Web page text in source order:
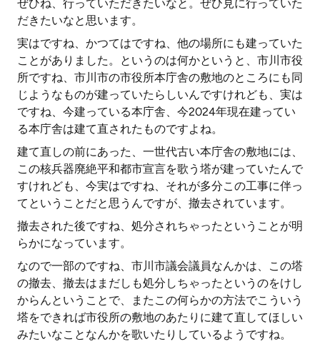
ぜひね、行っていただきたいなと。ぜひ見に行っていた
だきたいなと思います。
実はですね、かつてはですね、他の場所にも建っていた
ことがありました。というのは何かというと、市川市役
所ですね、市川市の市役所本庁舎の敷地のところにも同
じようなものが建っていたらしいんですけれども、実は
ですね、今建っている本庁舎、今2024年現在建ってい
る本庁舎は建て直されたものですよね。
建て直しの前にあった、一世代古い本庁舎の敷地には、
この核兵器廃絶平和都市宣言を歌う塔が建っていたんで
すけれども、今実はですね、それが多分この工事に伴っ
てということだと思うんですが、撤去されています。
撤去された後ですね、処分されちゃったということが明
らかになっています。
なので一部のですね、市川市議会議員なんかは、この塔
の撤去、撤去はまだしも処分しちゃったというのをけし
からんということで、またこの何らかの方法でこういう
塔をできれば市役所の敷地のあたりに建て直してほしい
みたいなことなんかを歌いたりしているようですね。